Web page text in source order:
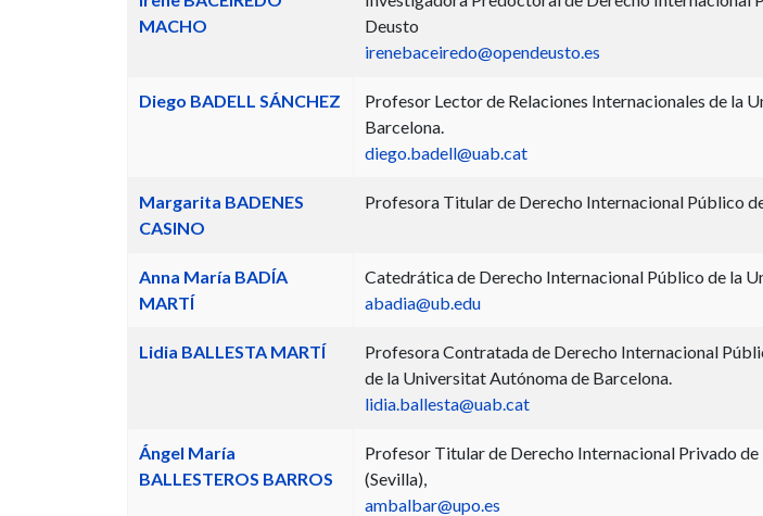
MACHO
Deusto
irenebaceiredo@opendeusto.es
Diego BADELL SÁNCHEZ
Profesor Lector de Relaciones Internacionales de la
Barcelona.
diego.badell@uab.cat
Margarita BADENES
CASINO
Profesora Titular de Derecho Internacional Público
Anna María BADÍA
MARTÍ
Catedrática de Derecho Internacional Público de la
abadia@ub.edu
Lidia BALLESTA MARTÍ
Profesora Contratada de Derecho Internacional
de la Universitat Autónoma de Barcelona.
lidia.ballesta@uab.cat
Ángel María
BALLESTEROS BARROS
Profesor Titular de Derecho Internacional Privado
(Sevilla),
ambalbar@upo.es